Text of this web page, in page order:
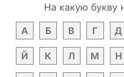
На какую букву
А
Б В Г Д
Й К Л М Н